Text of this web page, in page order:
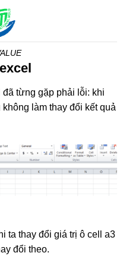
từng gặp phải lỗi: khi
làm thay đổi kết quả
ta thay đổi giá trị ô cell a3
đổi theo.